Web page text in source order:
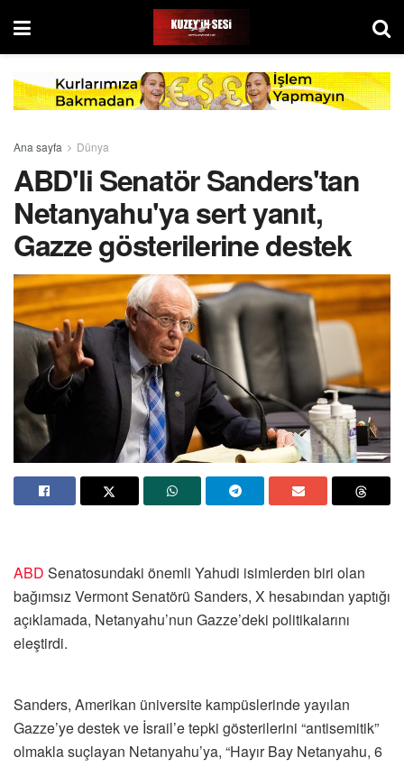
Ana sayfa Dünya
ABD'li Senatör Sanders'tan
Netanyahu'ya sert yanıt,
Gazze gösterilerine destek
ABD Senatosundaki önemli Yahudi isimlerden biri olan
bağımsız Vermont Senatörü Sanders, X hesabından yaptığı
açıklamada, Netanyahu’nun Gazze’deki politikalarını
eleştirdi.
Sanders, Amerikan üniversite kampüslerinde yayılan
Gazze’ye destek ve İsrail’e tepki gösterilerini “antisemitik”
olmakla suçlayan Netanyahu’ya, “Hayır Bay Netanyahu, 6